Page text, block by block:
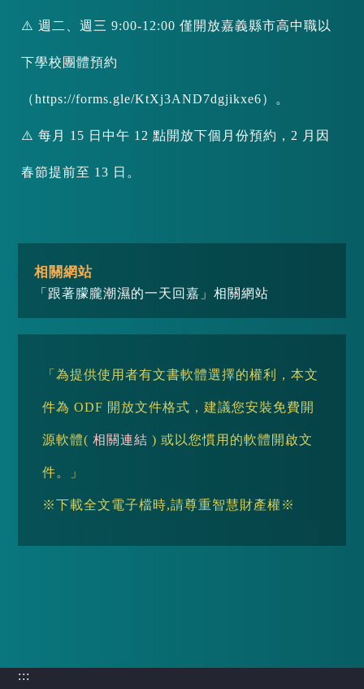
⚠️ 週二、週三 9:00-12:00 僅開放嘉義縣市高中職以
下學校團體預約
（https://forms.gle/KtXj3AND7dgjikxe6）。
⚠️ 每月 15 日中午 12 點開放下個月份預約，2 月因
春節提前至 13 日。
相關網站
「跟著朦朧潮濕的一天回嘉」相關網站
「為提供使用者有文書軟體選擇的權利，本文
件為 ODF 開放文件格式，建議您安裝免費開
源軟體(相關連結 ) 或以您慣用的軟體開啟文
件。」
※下載全文電子檔時,請尊重智慧財產權※
:::